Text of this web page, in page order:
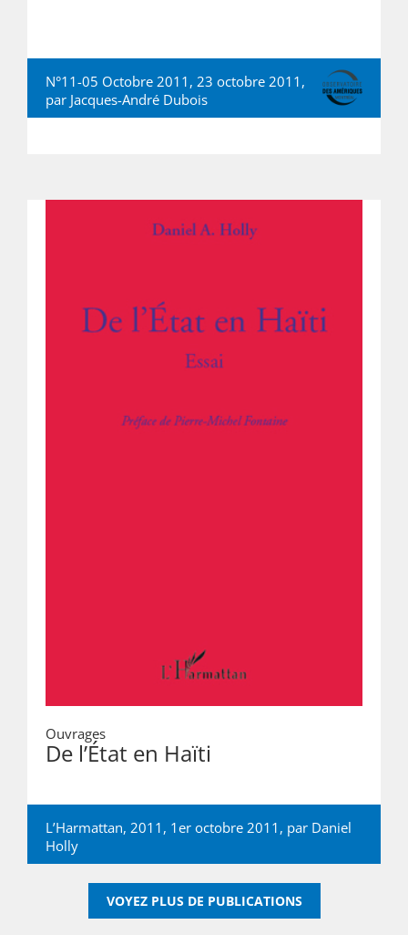
N°11-05 Octobre 2011, 23 octobre 2011,
par Jacques-André Dubois
Ouvrages
De l’État en Haïti
L’Harmattan, 2011, 1er octobre 2011, par Daniel
Holly
VOYEZ PLUS DE PUBLICATIONS